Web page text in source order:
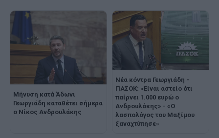
Μήνυση κατά Άδωνι
Γεωργιάδη καταθέτει σήμερα
ο Νίκος Ανδρουλάκης
Νέα κόντρα Γεωργιάδη -
ΠΑΣΟΚ: «Είναι αστείο ότι
παίρνει 1.000 ευρώ ο
Ανδρουλάκης» - «Ο
λασπολόγος του Μαξίμου
ξαναχτύπησε»